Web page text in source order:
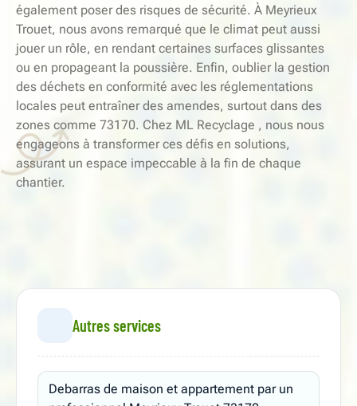
également poser des risques de sécurité. À Meyrieux
Trouet, nous avons remarqué que le climat peut aussi
jouer un rôle, en rendant certaines surfaces glissantes
ou en propageant la poussière. Enfin, oublier la gestion
des déchets en conformité avec les réglementations
locales peut entraîner des amendes, surtout dans des
zones comme 73170. Chez ML Recyclage , nous nous
engageons à transformer ces défis en solutions,
assurant un espace impeccable à la fin de chaque
chantier.
Autres services
Debarras de maison et appartement par un